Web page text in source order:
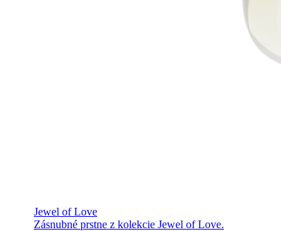
Jewel of Love
Zásnubné prstne z kolekcie Jewel of Love.